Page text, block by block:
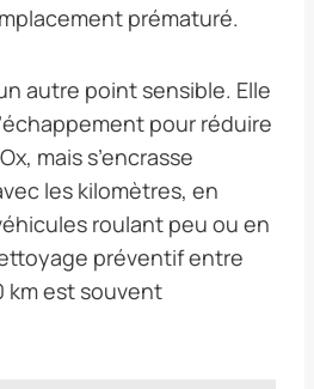
prématuré.
autre point sensible. Elle
pour réduire
mais s’encrasse
les kilomètres, en
roulant peu ou en
préventif entre
km est souvent